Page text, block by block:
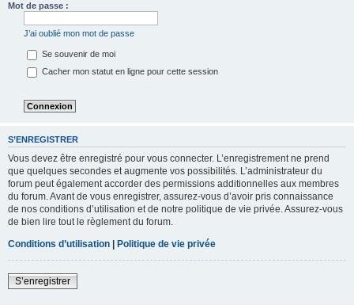
Mot de passe :
J’ai oublié mon mot de passe
Se souvenir de moi
Cacher mon statut en ligne pour cette session
S’ENREGISTRER
Vous devez être enregistré pour vous connecter. L’enregistrement ne prend
que quelques secondes et augmente vos possibilités. L’administrateur du
forum peut également accorder des permissions additionnelles aux membres
du forum. Avant de vous enregistrer, assurez-vous d’avoir pris connaissance
de nos conditions d’utilisation et de notre politique de vie privée. Assurez-vous
de bien lire tout le règlement du forum.
Conditions d’utilisation | Politique de vie privée
S’enregistrer